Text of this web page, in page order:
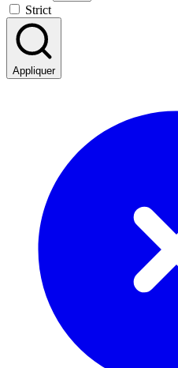
Strict
Appliquer